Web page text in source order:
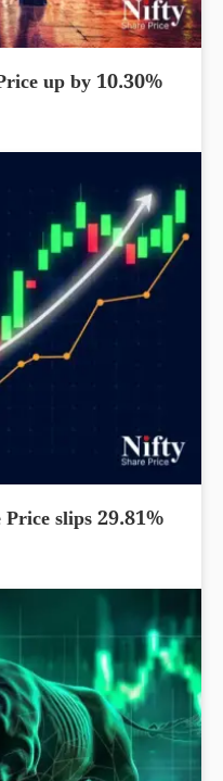
up by 10.30%
slips 29.81%